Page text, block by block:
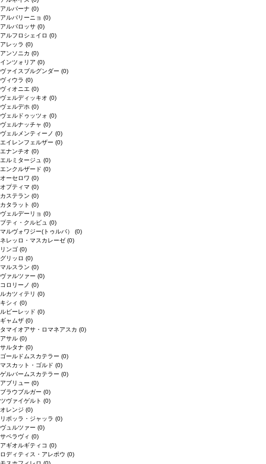
アルバーナ (0)
アルバリーニョ (0)
アルバロッサ (0)
アルフロシェイロ (0)
アレッラ (0)
アンソニカ (0)
インツォリア (0)
ヴァイスブルグンダー (0)
ヴィウラ (0)
ヴィオニエ (0)
ヴェルディッキオ (0)
ヴェルデホ (0)
ヴェルドゥッツォ (0)
ヴェルナッチャ (0)
ヴェルメンティーノ (0)
エイレンフェルザー (0)
エナンチオ (0)
エルミタージュ (0)
エンクルザード (0)
オーセロワ (0)
オプティマ (0)
カステラン (0)
カタラット (0)
ヴェルデーリョ (0)
プティ・クルビュ (0)
マルヴォワジー(トゥルバ） (0)
ネレッロ・マスカレーゼ (0)
リンゴ (0)
グリッロ (0)
マルスラン (0)
ヴァルツァー (0)
コロリーノ (0)
ルカツィテリ (0)
キシィ (0)
ルビーレッド (0)
ギャムザ (0)
タマイオアサ・ロマネアスカ (0)
アサル (0)
サルタナ (0)
ゴールドムスカテラー (0)
マスカット・ゴルド (0)
ゲルバームスカテラー (0)
アブリュー (0)
ブラウブルガー (0)
ツヴァイゲルト (0)
オレンジ (0)
リボッラ・ジャッラ (0)
ヴュルツァー (0)
サペラヴィ (0)
アギオルギティコ (0)
ロディティス・アレポウ (0)